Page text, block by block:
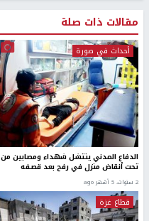
مقالات ذات صلة
أحداث في صورة
الدفاع المدني ينتشل شهداء ومصابين من
تحت أنقاض منزل في رفح بعد قصفه
2 سنوات، 5 أشهر ago
قطاع غزة